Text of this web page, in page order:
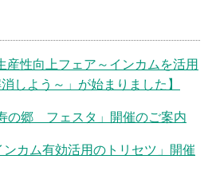
産性向上フェア～インカムを活用
しよう～」が始まりました】
郷 フェスタ」開催のご案内
カム有効活用のトリセツ」開催